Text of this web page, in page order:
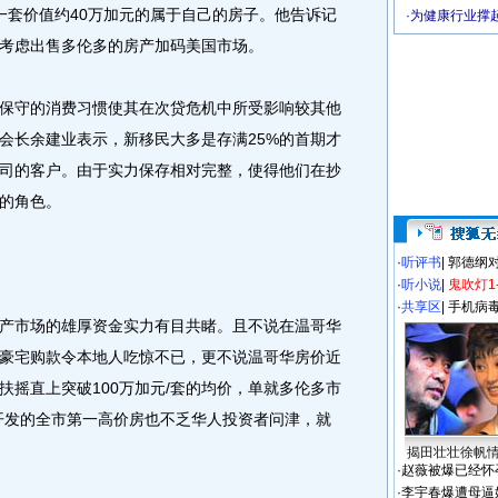
价值约40万加元的属于自己的房子。他告诉记
虑出售多伦多的房产加码美国市场。
的消费习惯使其在次贷危机中所受影响较其他
长余建业表示，新移民大多是存满25%的首期才
的客户。由于实力保存相对完整，使得他们在抄
角色。
场的雄厚资金实力有目共睹。且不说在温哥华
宅购款令本地人吃惊不已，更不说温哥华房价近
摇直上突破100万加元/套的均价，单就多伦多市
的全市第一高价房也不乏华人投资者问津，就
·为健康行业撑
·听评书 郭德纲
·听小说 鬼吹灯
·共享区 手机病
揭田壮壮徐帆
·赵薇被爆已经怀
·李宇春爆遭母逼